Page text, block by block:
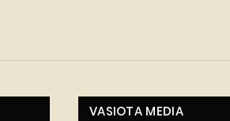
VASIOTA MEDIA